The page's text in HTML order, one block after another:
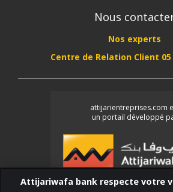
Nous
Nos experts
Centre de Relation Client 05
attijarientreprises.com
un portail développé
Attijariwafa bank respecte votre